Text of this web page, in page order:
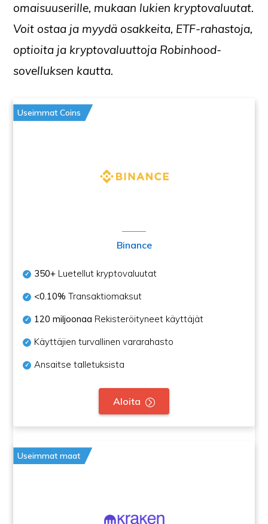
omaisuuserille, mukaan lukien kryptovaluutat.
Voit ostaa ja myydä osakkeita, ETF-rahastoja,
optioita ja kryptovaluuttoja Robinhood-
sovelluksen kautta.
Useimmat Coins
Binance
350+ Luetellut kryptovaluutat
<0.10% Transaktiomaksut
120 miljoonaa Rekisteröityneet käyttäjät
Käyttäjien turvallinen vararahasto
Ansaitse talletuksista
Aloita
Useimmat maat